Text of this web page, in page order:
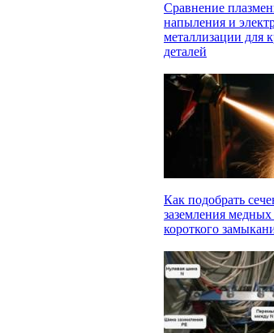
Сравнение
напыления и
металлизации для
деталей
Как подобрать
заземления
короткого